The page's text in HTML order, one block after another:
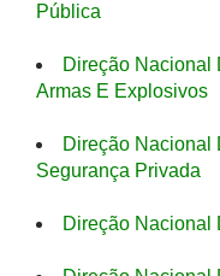
Pública
Direção Nacional
Armas E Explosivos
Direção Nacional
Segurança Privada
Direção Nacional